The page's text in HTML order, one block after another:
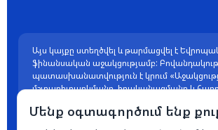
Այս կայքը ստեղծվել և թարմացվել է
ֆինանսական աջակցությամբ:
պատասխանատվություն է կրում
մշտադիտարկմանը, իրականացմանը և
Եվրոպական միության տեսակետները:
Մենք օգտագործում ենք